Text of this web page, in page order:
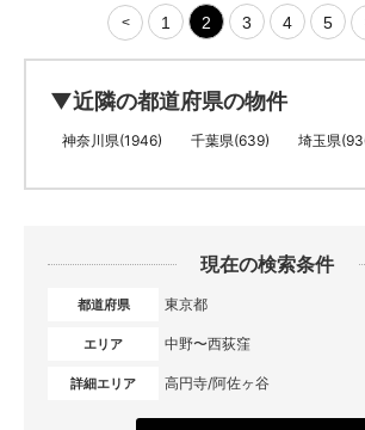
< 1 2 3 4 5
▼近隣の都道府県の物件
神奈川県(1946) 千葉県(639) 埼玉県
現在の検索条件
都道府県 東京都
エリア 中野〜西荻窪
詳細エリア 高円寺/阿佐ヶ谷